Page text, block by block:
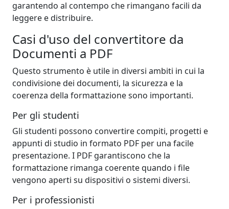
garantendo al contempo che rimangano facili da
leggere e distribuire.
Casi d'uso del convertitore da
Documenti a PDF
Questo strumento è utile in diversi ambiti in cui la
condivisione dei documenti, la sicurezza e la
coerenza della formattazione sono importanti.
Per gli studenti
Gli studenti possono convertire compiti, progetti e
appunti di studio in formato PDF per una facile
presentazione. I PDF garantiscono che la
formattazione rimanga coerente quando i file
vengono aperti su dispositivi o sistemi diversi.
Per i professionisti